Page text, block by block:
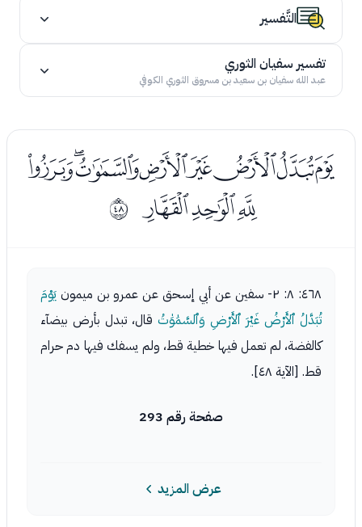
التَّفسير
تفسير سفيان الثوري
عبد الله سفيان بن سعيد بن مسروق الثوري الكوفي
ﮡﮢﮣﮤﮥﮦﮧﮨ
ﮩﮪﮫ ﰯ
٤٦٨: ٨: ٢- سفين عن أبي إسحق عن عمرو بن ميمون
يَوْمَ
تُبَدَّلُ ٱلأَرْضُ غَيْرَ ٱلأَرْضِ وَٱلسَّمَٰوَٰتُ قال، تبدل بأرض بيضآء
كالفضة، لم تعمل فيها خطية قط، ولم يسفك فيها دم حرام
قط. [الآية ٤٨].
صفحة رقم 293
عرض المزيد